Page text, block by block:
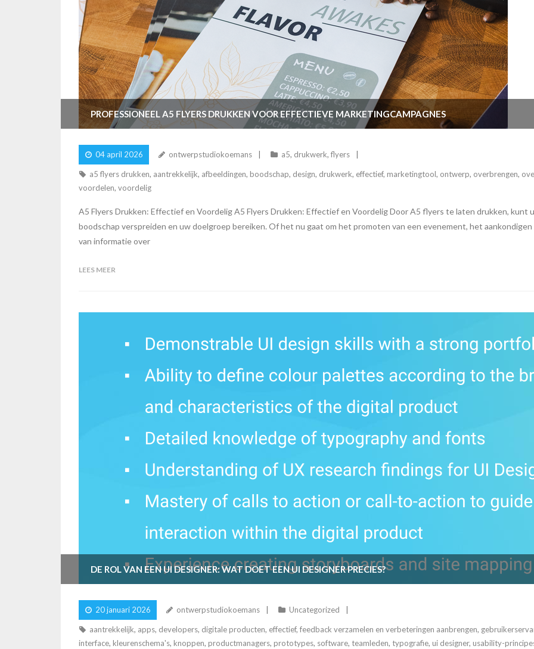
PROFESSIONEEL A5 FLYERS DRUKKEN VOOR EFFECTIEVE MARKETINGCAMPAGNES
04 april 2026 ontwerpstudiokoemans a5, drukwerk, flyers
a5 flyers drukken, aantrekkelijk, afbeeldingen, boodschap, design, drukwerk, effectief, marketingtool, ontwerp, overbrengen,
voordelen, voordelig
A5 Flyers Drukken: Effectief en Voordelig A5 Flyers Drukken: Effectief en Voordelig Door A5 flyers te laten drukken, kunt
boodschap verspreiden en uw doelgroep bereiken. Of het nu gaat om het promoten van een evenement, het
van informatie over
LEES MEER
DE ROL VAN EEN UI DESIGNER: WAT DOET EEN UI DESIGNER PRECIES?
20 januari 2026 ontwerpstudiokoemans Uncategorized
aantrekkelijk, apps, developers, digitale producten, effectief, feedback verzamelen en verbeteringen aanbrengen,
interface, kleurenschema's, knoppen, productmanagers, prototypes, software, teamleden, typografie, ui designer, usability-